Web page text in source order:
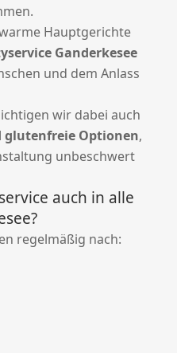
Hauptgerichte
Ganderkesee
und dem Anlass
wir dabei auch
glutenfreie Optionen,
unbeschwert
auch in alle
regelmäßig nach: